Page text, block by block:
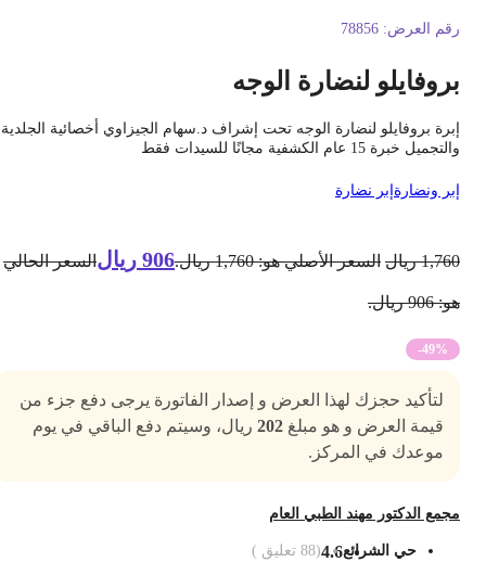
العرض: 78856
لنضارة الوجه
بروفايلو لنضارة الوجه تحت إشراف د.سهام الجيزاوي أخصائية الجلدية
خبرة 15 عام الكشفية مجانًا للسيدات فقط
ونضارةإبر نضارة
ريال السعر الأصلي هو: 1,760 ريال. 906 ريال السعر الحالي
-49%
لتأكيد حجزك لهذا العرض و إصدار الفاتورة يرجى دفع جزء من
قيمة العرض و هو مبلغ202 ريال، وسيتم دفع الباقي في يوم
موعدك في المركز.
الدكتور مهند الطبي العام
حي الشرائع4.6
(
88تعليق )